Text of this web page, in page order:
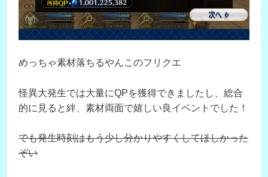
めっちゃ素材落ちるやんこのフリクエ
怪異大発生では大量にQPを獲得できましたし、総合
的に見ると絆、素材両面で嬉しい良イベントでした！
でも発生時刻はもう少し分かりやすくしてほしかった
ぞい